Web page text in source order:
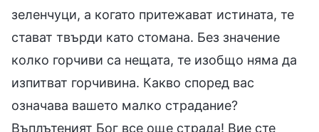
зеленчуци, а когато притежават истината, те
стават твърди като стомана. Без значение
колко горчиви са нещата, те изобщо няма да
изпитват горчивина. Какво според вас
означава вашето малко страдание?
Въплътеният Бог все още страда! Вие сте